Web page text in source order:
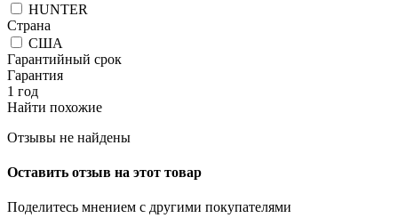
HUNTER
Страна
США
Гарантийный срок
Гарантия
1 год
Найти похожие
Отзывы не найдены
Оставить отзыв на этот товар
Поделитесь мнением с другими покупателями